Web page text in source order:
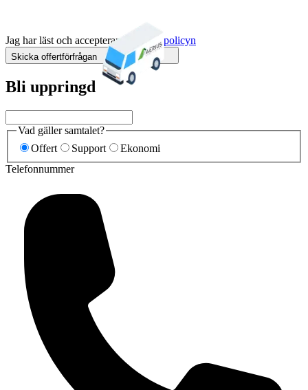
Jag har läst och accepterar integritetspolicyn
Skicka offertförfrågan
Bli uppringd
Vad gäller samtalet?
Offert
Support
Ekonomi
Telefonnummer